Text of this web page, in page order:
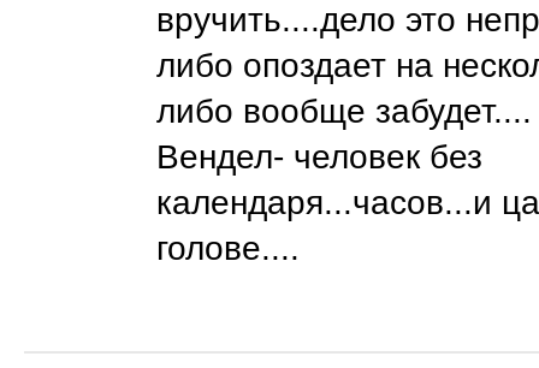
вручить....дело это
либо опоздает на
либо вообще забудет....
Вендел- человек без
календаря...часов...и
голове....